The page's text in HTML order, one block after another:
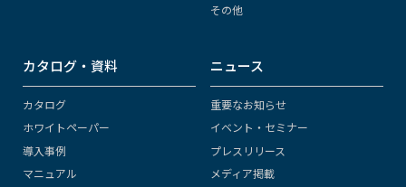
その他
カタログ・資料
カタログ
ホワイトペーパー
導入事例
マニュアル
ニュース
重要なお知らせ
イベント・セミナー
プレスリリース
メディア掲載